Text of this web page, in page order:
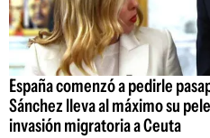
España comenzó a pedirle
Sánchez lleva al máximo su
invasión migratoria a Ceuta